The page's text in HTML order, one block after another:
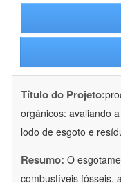
Título do Projeto:
orgânicos: avaliando
lodo de esgoto e
Resumo: O
combustíveis fósseis,